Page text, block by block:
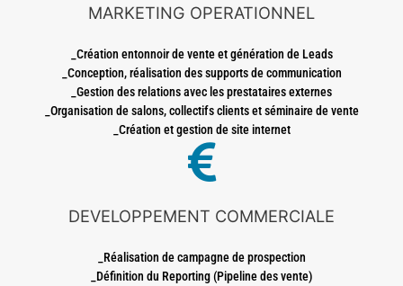
MARKETING OPERATIONNEL
_Création entonnoir de vente et génération de Leads
_Conception, réalisation des supports de communication
_Gestion des relations avec les prestataires externes
_Organisation de salons, collectifs clients et séminaire de vente
_Création et gestion de site internet
DEVELOPPEMENT COMMERCIALE
_Réalisation de campagne de prospection
_Définition du Reporting (Pipeline des vente)